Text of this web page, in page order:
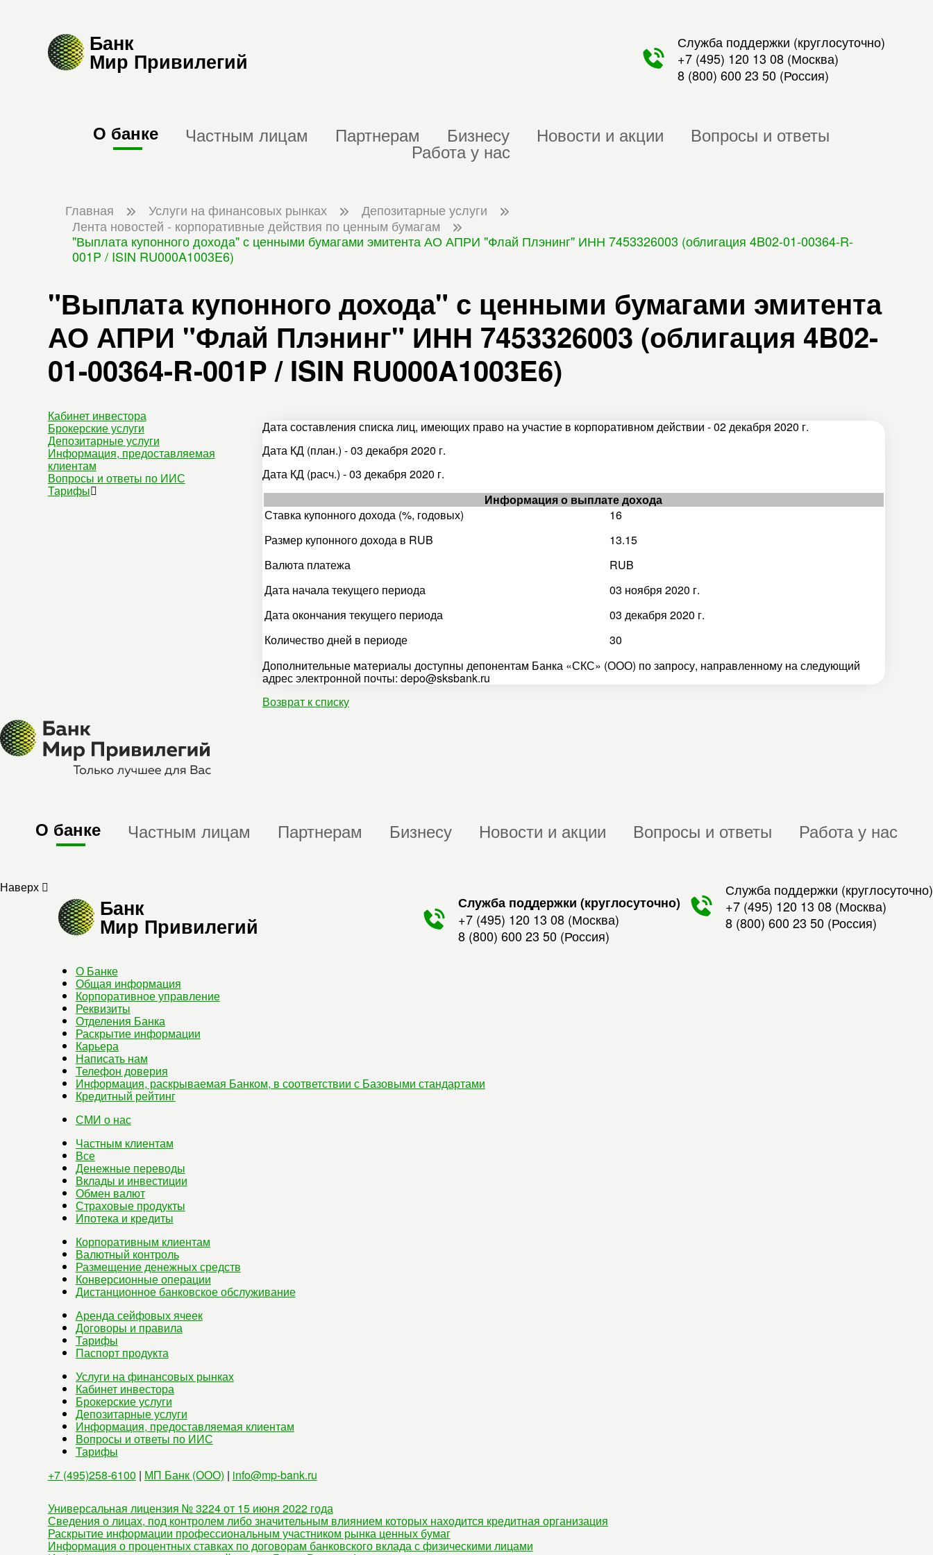
Банк
Мир Привилегий
Служба поддержки (круглосуточно)
+7 (495) 120 13 08 (Москва)
8 (800) 600 23 50 (Россия)
О банке Частным лицам Партнерам Бизнесу Новости и акции Вопросы и ответы
Работа у нас
Главная Услуги на финансовых рынках
Депозитарные услуги
Лента новостей - корпоративные действия по ценным бумагам
"Выплата купонного дохода" с ценными бумагами эмитента АО АПРИ "Флай Плэнинг" ИНН 7453326003 (облигация 4B02-01-00364-R-
001P / ISIN RU000A1003E6)
"Выплата купонного дохода" с ценными бумагами эмитента
АО АПРИ "Флай Плэнинг" ИНН 7453326003 (облигация 4B02-
01-00364-R-001P / ISIN RU000A1003E6)
Кабинет инвестора
Брокерские услуги
Депозитарные услуги
Информация, предоставляемая
клиентам
Вопросы и ответы по ИИС
Тарифы
Дата составления списка лиц, имеющих право на участие в корпоративном действии - 02 декабря 2020 г.
Дата КД (план.) - 03 декабря 2020 г.
Дата КД (расч.) - 03 декабря 2020 г.
Информация о выплате дохода
Ставка купонного дохода (%, годовых)
Размер купонного дохода в RUB
Валюта платежа
Дата начала текущего периода
Дата окончания текущего периода
Количество дней в периоде
16
13.15
RUB
03 ноября 2020 г.
03 декабря 2020 г.
30
Дополнительные материалы доступны депонентам Банка «СКС» (ООО) по запросу, направленному на следующий
адрес электронной почты: depo@sksbank.ru
Возврат к списку
О банке Частным лицам Партнерам Бизнесу Новости и акции Вопросы и ответы Работа у нас
Служба поддержки (круглосуточно)
+7 (495) 120 13 08 (Москва)
8 (800) 600 23 50 (Россия)
Наверх
Банк
Мир Привилегий
Служба поддержки (круглосуточно)
+7 (495) 120 13 08 (Москва)
8 (800) 600 23 50 (Россия)
О Банке
Общая информация
Корпоративное управление
Реквизиты
Отделения Банка
Раскрытие информации
Карьера
Написать нам
Телефон доверия
Информация, раскрываемая Банком, в соответствии с Базовыми стандартами
Кредитный рейтинг
СМИ о нас
Частным клиентам
Все
Денежные переводы
Вклады и инвестиции
Обмен валют
Страховые продукты
Ипотека и кредиты
Корпоративным клиентам
Валютный контроль
Размещение денежных средств
Конверсионные операции
Дистанционное банковское обслуживание
Аренда сейфовых ячеек
Договоры и правила
Тарифы
Паспорт продукта
Услуги на финансовых рынках
Кабинет инвестора
Брокерские услуги
Депозитарные услуги
Информация, предоставляемая клиентам
Вопросы и ответы по ИИС
Тарифы
+7 (495)258-6100 | МП Банк (ООО) | info@mp-bank.ru
Универсальная лицензия № 3224 от 15 июня 2022 года
Сведения о лицах, под контролем либо значительным влиянием которых находится кредитная организация
Раскрытие информации профессиональным участником рынка ценных бумаг
Информация о процентных ставках по договорам банковского вклада с физическими лицами